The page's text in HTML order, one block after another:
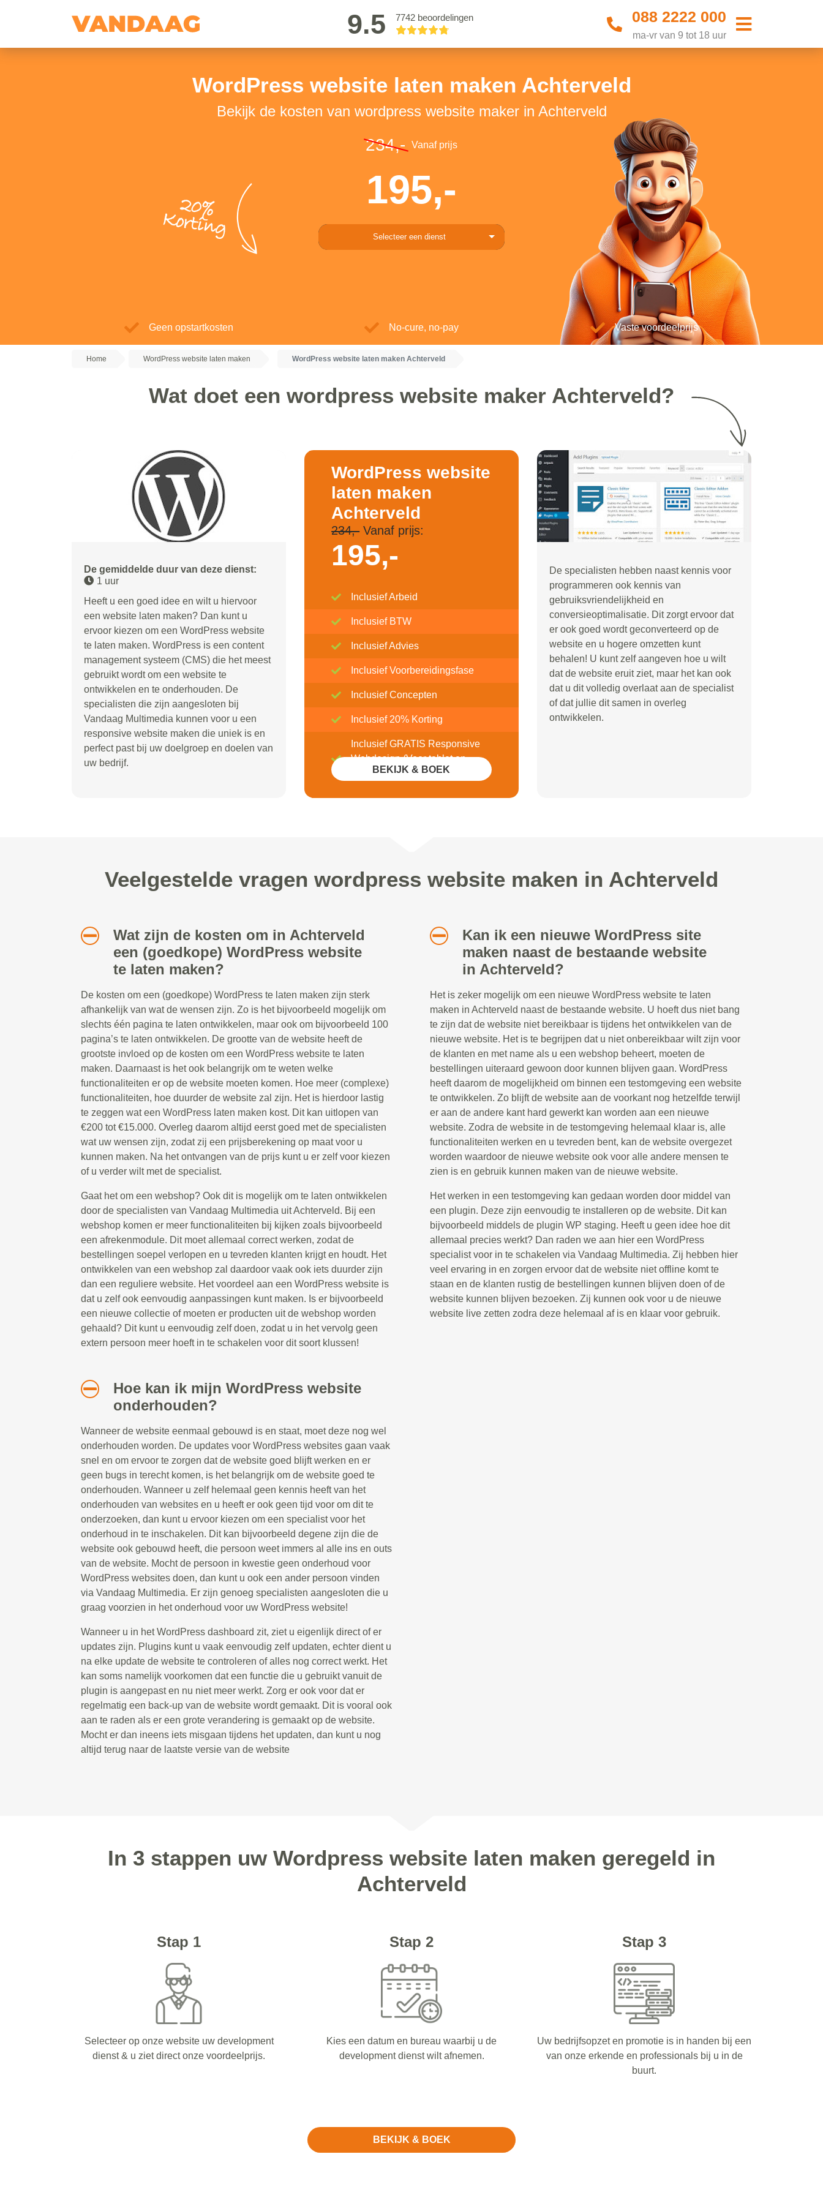
9.5 7742 beoordelingen 088 2222 000
ma-vr van 9 tot 18 uur
WordPress website laten maken Achterveld
Bekijk de kosten van wordpress website maker in Achterveld
20%
Korting
234,- Vanaf prijs
195,-
Selecteer een dienst
Geen opstartkosten No-cure, no-pay Vaste voordeelprijs
Home WordPress website laten maken WordPress website laten maken Achterveld
Wat doet een wordpress website maker Achterveld?
De gemiddelde duur van deze dienst:
1 uur
Heeft u een goed idee en wilt u hiervoor
een website laten maken? Dan kunt u
ervoor kiezen om een WordPress website
te laten maken. WordPress is een content
management systeem (CMS) die het meest
gebruikt wordt om een website te
ontwikkelen en te onderhouden. De
specialisten die zijn aangesloten bij
Vandaag Multimedia kunnen voor u een
responsive website maken die uniek is en
perfect past bij uw doelgroep en doelen van
uw bedrijf.
WordPress website
laten maken
Achterveld
234,-Vanaf prijs:
195,-
Inclusief Arbeid
Inclusief BTW
Inclusief Advies
Inclusief Voorbereidingsfase
Inclusief Concepten
Inclusief 20% Korting
Inclusief GRATIS Responsive
Webdesign (Voor tablet en
mobile)BEKIJK & BOEK
De specialisten hebben naast kennis voor
programmeren ook kennis van
gebruiksvriendelijkheid en
conversieoptimalisatie. Dit zorgt ervoor dat
er ook goed wordt geconverteerd op de
website en u hogere omzetten kunt
behalen! U kunt zelf aangeven hoe u wilt
dat de website eruit ziet, maar het kan ook
dat u dit volledig overlaat aan de specialist
of dat jullie dit samen in overleg
ontwikkelen.
Veelgestelde vragen wordpress website maken in Achterveld
Wat zijn de kosten om in Achterveld
een (goedkope) WordPress website
te laten maken?
De kosten om een (goedkope) WordPress te laten maken zijn sterk
afhankelijk van wat de wensen zijn. Zo is het bijvoorbeeld mogelijk om
slechts één pagina te laten ontwikkelen, maar ook om bijvoorbeeld 100
pagina’s te laten ontwikkelen. De grootte van de website heeft de
grootste invloed op de kosten om een WordPress website te laten
maken. Daarnaast is het ook belangrijk om te weten welke
functionaliteiten er op de website moeten komen. Hoe meer (complexe)
functionaliteiten, hoe duurder de website zal zijn. Het is hierdoor lastig
te zeggen wat een WordPress laten maken kost. Dit kan uitlopen van
€200 tot €15.000. Overleg daarom altijd eerst goed met de specialisten
wat uw wensen zijn, zodat zij een prijsberekening op maat voor u
kunnen maken. Na het ontvangen van de prijs kunt u er zelf voor kiezen
of u verder wilt met de specialist.
Gaat het om een webshop? Ook dit is mogelijk om te laten ontwikkelen
door de specialisten van Vandaag Multimedia uit Achterveld. Bij een
webshop komen er meer functionaliteiten bij kijken zoals bijvoorbeeld
een afrekenmodule. Dit moet allemaal correct werken, zodat de
bestellingen soepel verlopen en u tevreden klanten krijgt en houdt. Het
ontwikkelen van een webshop zal daardoor vaak ook iets duurder zijn
dan een reguliere website. Het voordeel aan een WordPress website is
dat u zelf ook eenvoudig aanpassingen kunt maken. Is er bijvoorbeeld
een nieuwe collectie of moeten er producten uit de webshop worden
gehaald? Dit kunt u eenvoudig zelf doen, zodat u in het vervolg geen
extern persoon meer hoeft in te schakelen voor dit soort klussen!
Hoe kan ik mijn WordPress website
onderhouden?
Wanneer de website eenmaal gebouwd is en staat, moet deze nog wel
onderhouden worden. De updates voor WordPress websites gaan vaak
snel en om ervoor te zorgen dat de website goed blijft werken en er
geen bugs in terecht komen, is het belangrijk om de website goed te
onderhouden. Wanneer u zelf helemaal geen kennis heeft van het
onderhouden van websites en u heeft er ook geen tijd voor om dit te
onderzoeken, dan kunt u ervoor kiezen om een specialist voor het
onderhoud in te inschakelen. Dit kan bijvoorbeeld degene zijn die de
website ook gebouwd heeft, die persoon weet immers al alle ins en outs
van de website. Mocht de persoon in kwestie geen onderhoud voor
WordPress websites doen, dan kunt u ook een ander persoon vinden
via Vandaag Multimedia. Er zijn genoeg specialisten aangesloten die u
graag voorzien in het onderhoud voor uw WordPress website!
Wanneer u in het WordPress dashboard zit, ziet u eigenlijk direct of er
updates zijn. Plugins kunt u vaak eenvoudig zelf updaten, echter dient u
na elke update de website te controleren of alles nog correct werkt. Het
kan soms namelijk voorkomen dat een functie die u gebruikt vanuit de
plugin is aangepast en nu niet meer werkt. Zorg er ook voor dat er
regelmatig een back-up van de website wordt gemaakt. Dit is vooral ook
aan te raden als er een grote verandering is gemaakt op de website.
Mocht er dan ineens iets misgaan tijdens het updaten, dan kunt u nog
altijd terug naar de laatste versie van de website
Kan ik een nieuwe WordPress site
maken naast de bestaande website
in Achterveld?
Het is zeker mogelijk om een nieuwe WordPress website te laten
maken in Achterveld naast de bestaande website. U hoeft dus niet bang
te zijn dat de website niet bereikbaar is tijdens het ontwikkelen van de
nieuwe website. Het is te begrijpen dat u niet onbereikbaar wilt zijn voor
de klanten en met name als u een webshop beheert, moeten de
bestellingen uiteraard gewoon door kunnen blijven gaan. WordPress
heeft daarom de mogelijkheid om binnen een testomgeving een website
te ontwikkelen. Zo blijft de website aan de voorkant nog hetzelfde terwijl
er aan de andere kant hard gewerkt kan worden aan een nieuwe
website. Zodra de website in de testomgeving helemaal klaar is, alle
functionaliteiten werken en u tevreden bent, kan de website overgezet
worden waardoor de nieuwe website ook voor alle andere mensen te
zien is en gebruik kunnen maken van de nieuwe website.
Het werken in een testomgeving kan gedaan worden door middel van
een plugin. Deze zijn eenvoudig te installeren op de website. Dit kan
bijvoorbeeld middels de plugin WP staging. Heeft u geen idee hoe dit
allemaal precies werkt? Dan raden we aan hier een WordPress
specialist voor in te schakelen via Vandaag Multimedia. Zij hebben hier
veel ervaring in en zorgen ervoor dat de website niet offline komt te
staan en de klanten rustig de bestellingen kunnen blijven doen of de
website kunnen blijven bezoeken. Zij kunnen ook voor u de nieuwe
website live zetten zodra deze helemaal af is en klaar voor gebruik.
In 3 stappen uw Wordpress website laten maken geregeld in
Achterveld
Stap 1
Selecteer op onze website uw development
dienst & u ziet direct onze voordeelprijs.
Stap 2
Kies een datum en bureau waarbij u de
development dienst wilt afnemen.
Stap 3
Uw bedrijfsopzet en promotie is in handen bij een
van onze erkende en professionals bij u in de
buurt.
BEKIJK & BOEK